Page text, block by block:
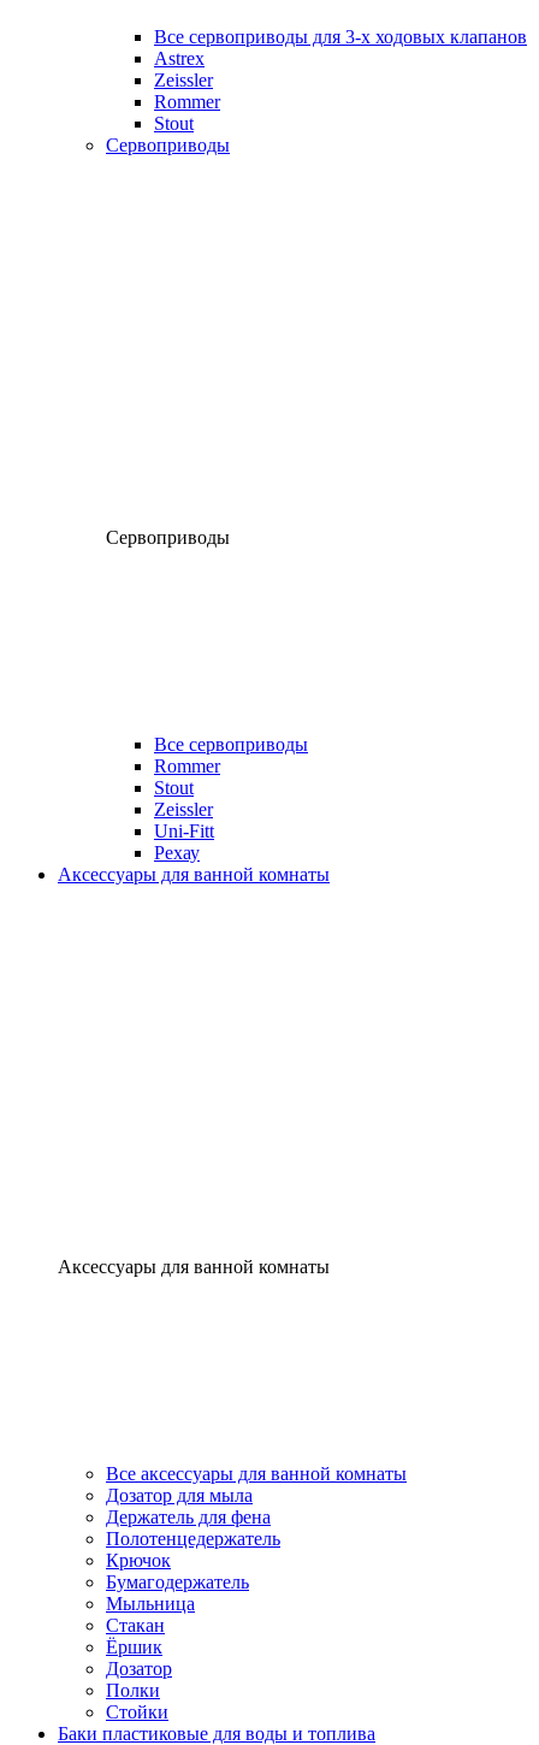
Все сервоприводы для 3-х ходовых клапанов
Astrex
Zeissler
Rommer
Stout
Сервоприводы
Сервоприводы
Все сервоприводы
Rommer
Stout
Zeissler
Uni-Fitt
Рехау
Аксессуары для ванной комнаты
Аксессуары для ванной комнаты
Все аксессуары для ванной комнаты
Дозатор для мыла
Держатель для фена
Полотенцедержатель
Крючок
Бумагодержатель
Мыльница
Стакан
Ёршик
Дозатор
Полки
Стойки
Баки пластиковые для воды и топлива